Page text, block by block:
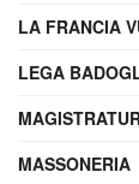
LA FRANCIA
LEGA
MASSONERIA